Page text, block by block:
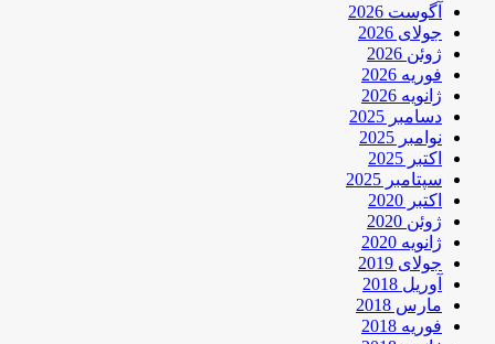
آگوست 2026
جولای 2026
ژوئن 2026
فوریه 2026
ژانویه 2026
دسامبر 2025
نوامبر 2025
اکتبر 2025
سپتامبر 2025
اکتبر 2020
ژوئن 2020
ژانویه 2020
جولای 2019
آوریل 2018
مارس 2018
فوریه 2018